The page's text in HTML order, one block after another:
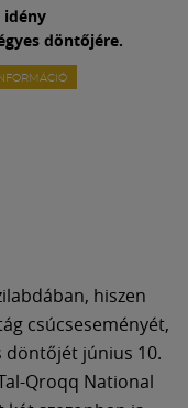
idény
döntőjére.
hiszen
csúcseseményét,
döntőjét június 10.
Qroqq National